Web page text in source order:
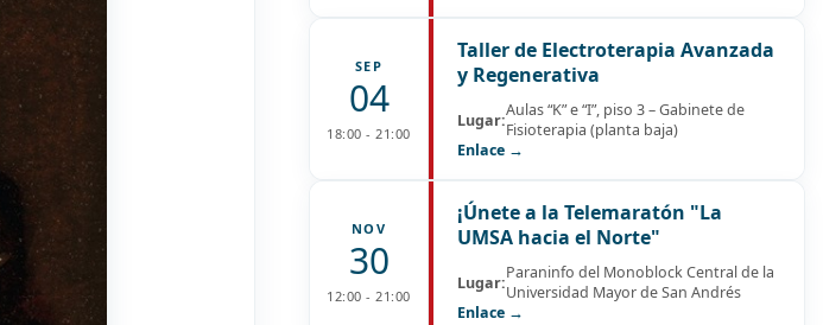
SEP
04
18:00 - 21:00
Taller de Electroterapia Avanzada
y Regenerativa
Lugar:Aulas “K” e “I”, piso 3 – Gabinete de
Fisioterapia (planta baja)
Enlace →
NOV
30
12:00 - 21:00
¡Únete a la Telemaratón "La
UMSA hacia el Norte"
Lugar:Paraninfo del Monoblock Central de la
Universidad Mayor de San Andrés
Enlace →